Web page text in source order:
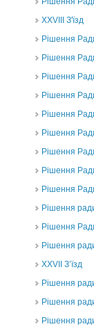
XXVIII З'їзд
Рішення
Рішення
Рішення
Рішення
Рішення
Рішення
Рішення
Рішення
Рішення
Рішення
Рішення
Рішення
ХХVII З’їзд
Рішення
Рішення
Рішення